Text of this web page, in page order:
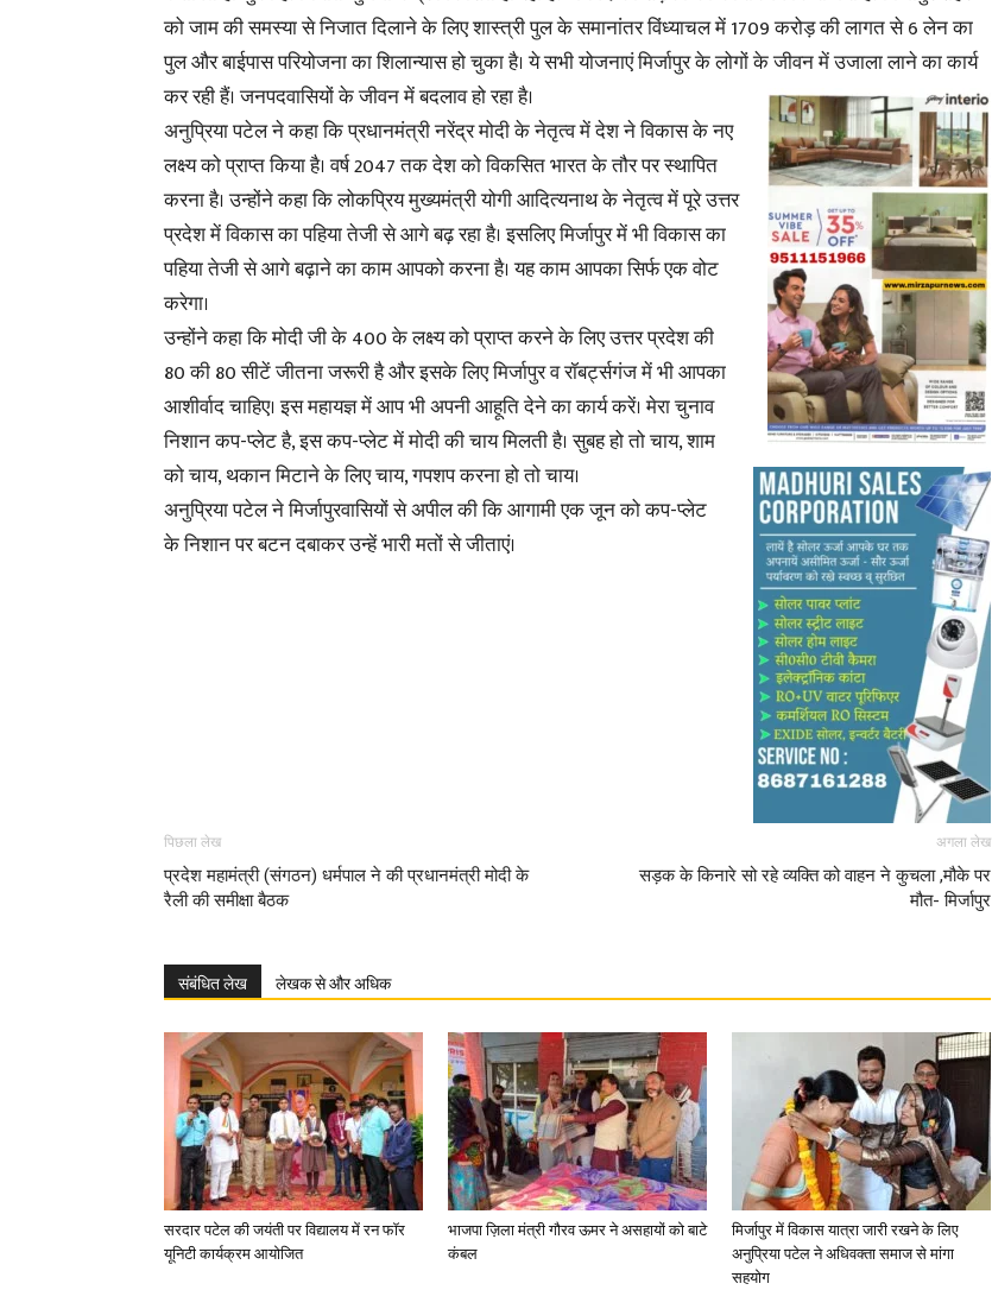
को जाम की समस्या से निजात दिलाने के लिए शास्त्री पुल के समानांतर विंध्याचल में 1709 करोड़ की लागत से 6 लेन का
पुल और बाईपास परियोजना का शिलान्यास हो चुका है। ये सभी योजनाएं मिर्जापुर के लोगों के जीवन में उजाला लाने का कार्य
कर रही हैं। जनपदवासियों के जीवन में बदलाव हो रहा है।
अनुप्रिया पटेल ने कहा कि प्रधानमंत्री नरेंद्र मोदी के नेतृत्व में देश ने विकास के नए
लक्ष्य को प्राप्त किया है। वर्ष 2047 तक देश को विकसित भारत के तौर पर स्थापित
करना है। उन्होंने कहा कि लोकप्रिय मुख्यमंत्री योगी आदित्यनाथ के नेतृत्व में पूरे उत्तर
प्रदेश में विकास का पहिया तेजी से आगे बढ़ रहा है। इसलिए मिर्जापुर में भी विकास का
पहिया तेजी से आगे बढ़ाने का काम आपको करना है। यह काम आपका सिर्फ एक वोट
करेगा।
उन्होंने कहा कि मोदी जी के 400 के लक्ष्य को प्राप्त करने के लिए उत्तर प्रदेश की
80 की 80 सीटें जीतना जरूरी है और इसके लिए मिर्जापुर व रॉबर्ट्सगंज में भी आपका
आशीर्वाद चाहिए। इस महायज्ञ में आप भी अपनी आहूति देने का कार्य करें। मेरा चुनाव
निशान कप-प्लेट है, इस कप-प्लेट में मोदी की चाय मिलती है। सुबह हो तो चाय, शाम
को चाय, थकान मिटाने के लिए चाय, गपशप करना हो तो चाय।
अनुप्रिया पटेल ने मिर्जापुरवासियों से अपील की कि आगामी एक जून को कप-प्लेट
के निशान पर बटन दबाकर उन्हें भारी मतों से जीताएं।
पिछला लेख
प्रदेश महामंत्री (संगठन) धर्मपाल ने की प्रधानमंत्री मोदी के
रैली की समीक्षा बैठक
अगला लेख
सड़क के किनारे सो रहे व्यक्ति को वाहन ने कुचला ,मौके पर
मौत- मिर्जापुर
संबंधित लेख लेखक से और अधिक
सरदार पटेल की जयंती पर विद्यालय में रन फॉर
यूनिटी कार्यक्रम आयोजित
भाजपा ज़िला मंत्री गौरव ऊमर ने असहायों को बाटे
कंबल
मिर्जापुर में विकास यात्रा जारी रखने के लिए
अनुप्रिया पटेल ने अधिवक्ता समाज से मांगा
सहयोग